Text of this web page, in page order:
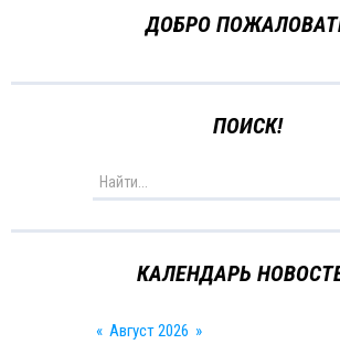
ДОБРО
ПОИСК!
КАЛЕНДАРЬ
« Август 2026 »